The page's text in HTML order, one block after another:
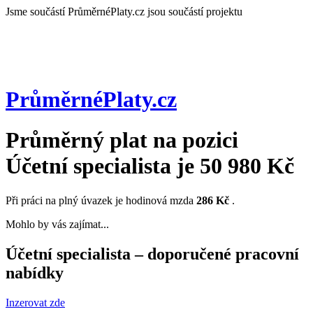
Jsme součástí PrůměrnéPlaty.cz jsou součástí projektu
PrůměrnéPlaty.cz
Průměrný plat na pozici
Účetní specialista je 50 980 Kč
Při práci na plný úvazek je hodinová mzda 286 Kč .
Mohlo by vás zajímat...
Účetní specialista – doporučené pracovní
nabídky
Inzerovat zde